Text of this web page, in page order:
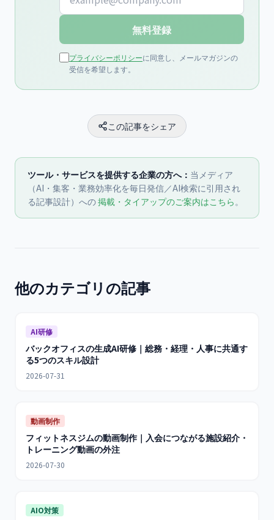
無料登録
プライバシーポリシーに同意し、メールマガジンの
受信を希望します。
この記事をシェア
ツール・サービスを提供する企業の方へ： 当メディア
（AI・集客・業務効率化を毎日発信／AI検索に引用され
る記事設計）への掲載・タイアップのご案内はこちら。
他のカテゴリの記事
AI研修
バックオフィスの生成AI研修｜総務・経理・人事に共通す
る5つのスキル設計
2026-07-31
動画制作
フィットネスジムの動画制作｜入会につながる施設紹介・
トレーニング動画の外注
2026-07-30
AIO対策